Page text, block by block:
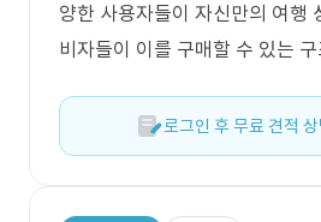
양한 사용자들이 자신만의 여행
비자들이 이를 구매할 수 있는
로그인 후 무료 견적